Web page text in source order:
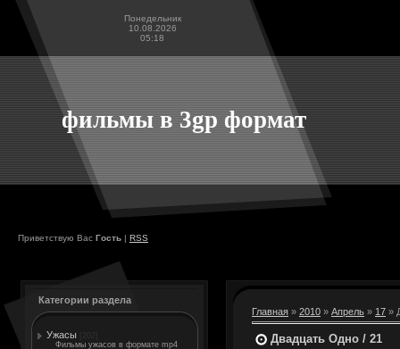
Понедельник
10.08.2026
05:18
фильмы в 3gp формат
Приветствую Вас Гость | RSS
Категории раздела
Ужасы
Фильмы ужасов в формате mp4
Главная » 2010 » Апрель » 17 »
Двадцать Одно / 21